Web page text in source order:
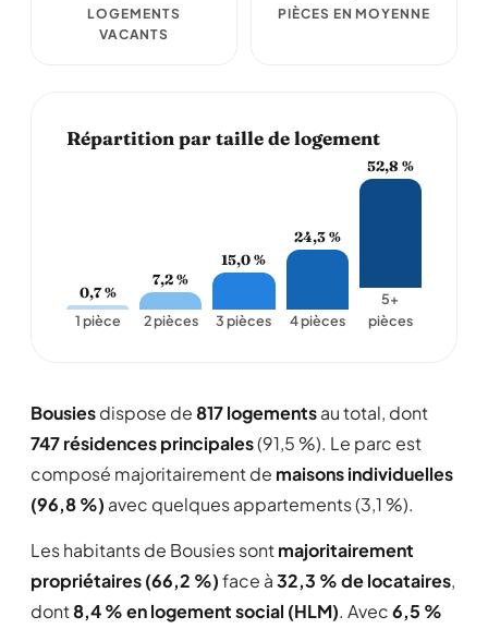
LOGEMENTS
VACANTS
PIÈCES EN MOYENNE
Répartition par taille de logement
0,7 %
1 pièce
7,2 %
2 pièces
15,0 %
3 pièces
24,3 %
4 pièces
52,8 %
5+
pièces
Bousiesdispose de817 logementsau total, dont
747 résidences principales(91,5 %). Le parc est
composé majoritairement de maisons individuelles
(96,8 %) avec quelques appartements (3,1 %).
Les habitants de Bousies sontmajoritairement
propriétaires (66,2 %)face à32,3 % de locataires,
dont8,4 % en logement social (HLM). Avec6,5 %